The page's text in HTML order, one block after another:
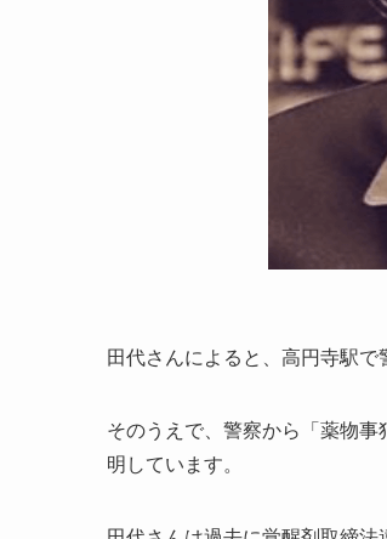
田代さんによると、高円寺駅で
そのうえで、警察から「薬物
明しています。